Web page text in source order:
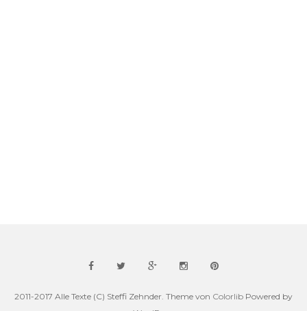
2011-2017 Alle Texte (C) Steffi Zehnder. Theme von Colorlib Powered by